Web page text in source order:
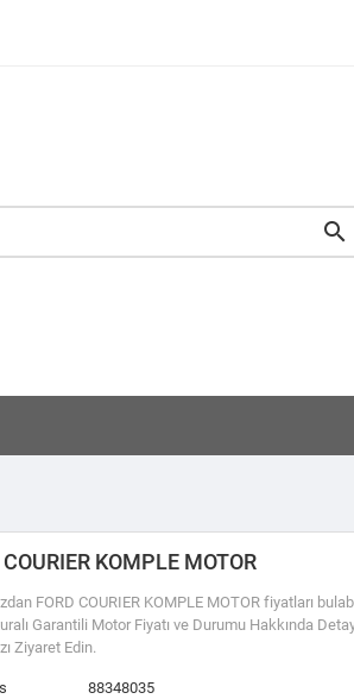

COURIER KOMPLE MOTOR
FORD COURIER KOMPLE MOTOR fiyatları
Garantili Motor Fiyatı ve Durumu Hakkında
Ziyaret Edin.
88348035